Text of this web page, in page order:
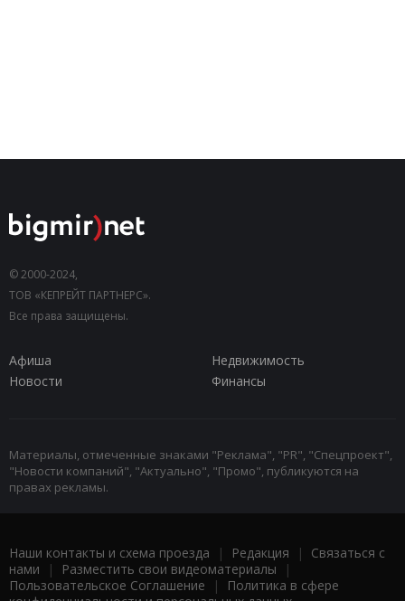
© 2000-2024,
ТОВ «КЕПРЕЙТ ПАРТНЕРС».
Все права защищены.
Афиша
Недвижимость
Новости
Финансы
Материалы, отмеченные знаками "Реклама", "PR", "Спецпроект",
"Новости компаний", "Актуально", "Промо", публикуются на
правах рекламы.
Наши контакты и схема проезда | Редакция | Связаться с
нами | Разместить свои видеоматериалы |
Пользовательское Соглашение |
Политика в сфере